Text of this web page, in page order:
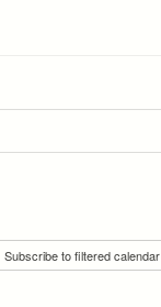
Subscribe to filtered calendar